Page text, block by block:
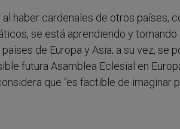
haber cardenales de otros países,
se está aprendiendo y
de Europa y Asia; a su vez, se
futura Asamblea Eclesial en
que “es factible de imaginar